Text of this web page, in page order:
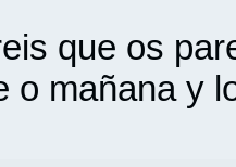
que os
o mañana y